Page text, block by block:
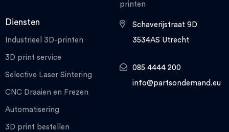
printen
Diensten
Industrieel 3D-printen
3D print service
Selective Laser Sintering
CNC Draaien en Frezen
Automatisering
3D print bestellen
Schaverijstraat 9D
3534AS Utrecht
085 4444 200
info@partsondemand.eu